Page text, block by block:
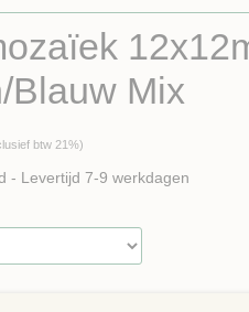
Blauw Mix
btw 21%)
- Levertijd 7-9 werkdagen